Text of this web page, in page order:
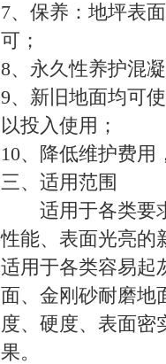
7、保养：地坪表
可；
8、永久性养护混
9、新旧地面均可
以投入使用；
10、降低维护费用
三、适用范围
适用于各类要求
性能、表面光亮的
适用于各类容易起
面、金刚砂耐磨地
度、硬度、表面密
果。